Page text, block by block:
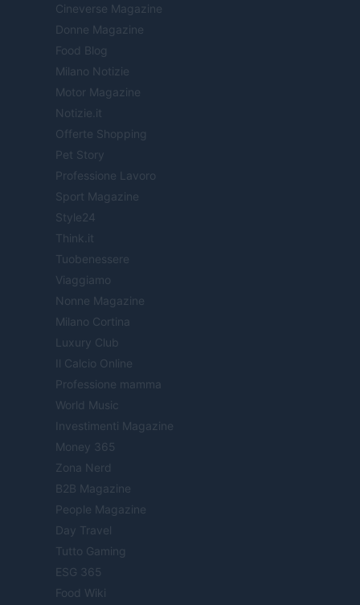
Cineverse Magazine
Donne Magazine
Food Blog
Milano Notizie
Motor Magazine
Notizie.it
Offerte Shopping
Pet Story
Professione Lavoro
Sport Magazine
Style24
Think.it
Tuobenessere
Viaggiamo
Nonne Magazine
Milano Cortina
Luxury Club
Il Calcio Online
Professione mamma
World Music
Investimenti Magazine
Money 365
Zona Nerd
B2B Magazine
People Magazine
Day Travel
Tutto Gaming
ESG 365
Food Wiki